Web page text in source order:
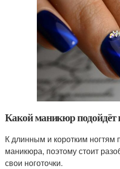
Какой маникюр подойдёт
К длинным и коротким ногтям
маникюра, поэтому стоит
свои ноготочки.